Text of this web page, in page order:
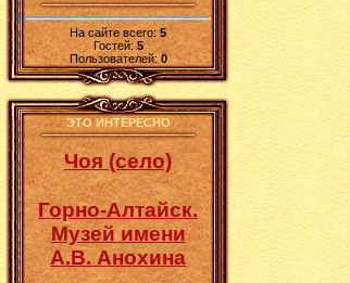
На сайте всего:5
Гостей:5
Пользователей: 0
ЭТО ИНТЕРЕСНО
Чоя (село)
Горно-Алтайск.
Музей имени
А.В. Анохина